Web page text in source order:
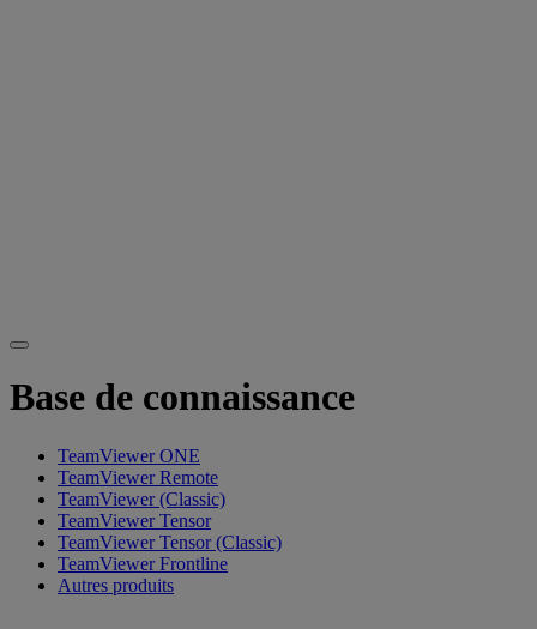
Base de connaissance
TeamViewer ONE
TeamViewer Remote
TeamViewer (Classic)
TeamViewer Tensor
TeamViewer Tensor (Classic)
TeamViewer Frontline
Autres produits